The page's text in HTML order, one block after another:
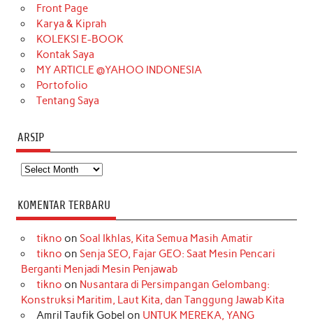
o
k
r
a
m
Front Page
Karya & Kiprah
KOLEKSI E-BOOK
Kontak Saya
MY ARTICLE @YAHOO INDONESIA
Portofolio
Tentang Saya
ARSIP
Arsip
KOMENTAR TERBARU
tikno on Soal Ikhlas, Kita Semua Masih Amatir
tikno on Senja SEO, Fajar GEO: Saat Mesin Pencari
Berganti Menjadi Mesin Penjawab
tikno on Nusantara di Persimpangan Gelombang:
Konstruksi Maritim, Laut Kita, dan Tanggung Jawab Kita
Amril Taufik Gobel on UNTUK MEREKA, YANG